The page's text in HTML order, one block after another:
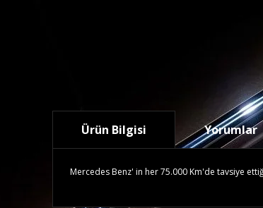
Ürün Bilgisi Yorumlar
Mercedes Benz' in her 75.000 Km'de tavsiye